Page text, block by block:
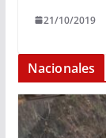
21/10/2019
Nacionales